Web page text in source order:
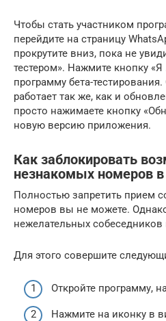
Чтобы стать участником
перейдите на страницу
прокрутите вниз, пока не
тестером». Нажмите кнопку «Я
программу бета-
работает так же, как и
просто нажимаете кнопку
новую версию приложения.
Как заблокировать
незнакомых номеров в
Полностью запретить прием
номеров вы не можете.
нежелательных
Для этого совершите
Откройте программу,
Нажмите на иконку в